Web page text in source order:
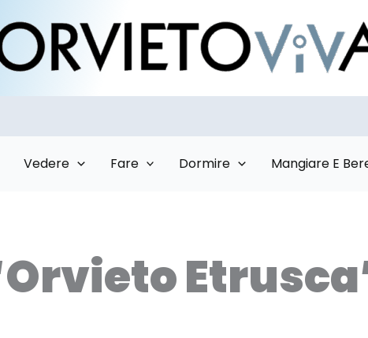
Vedere Fare Dormire Mangiare E